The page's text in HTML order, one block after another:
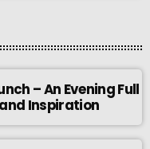
– An Evening Full
Inspiration